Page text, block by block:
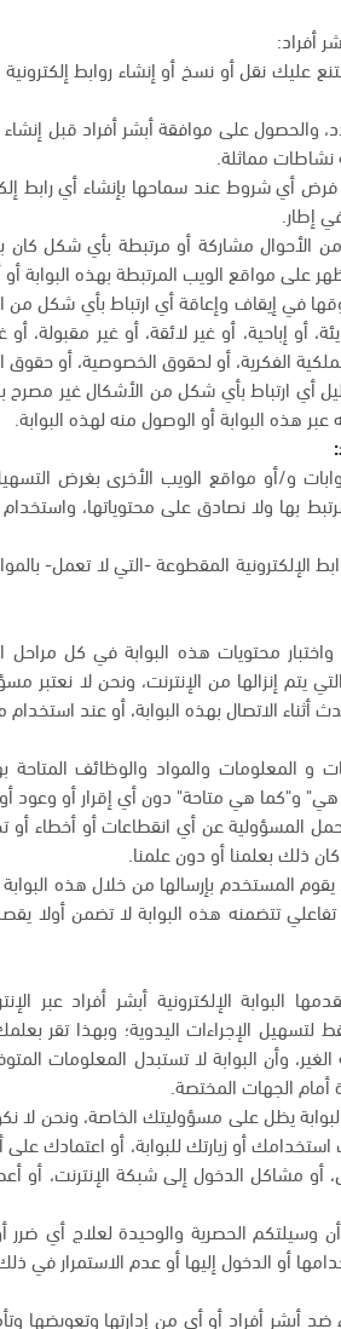
أفراد:
عليك نقل أو نسخ أو إنشاء روابط
على موافقة أبشر أفراد قبل إنشاء
نشاطات مماثلة.
أي شروط عند سماحها بإنشاء أي رابط
إطار.
من الأحوال مشاركة أو مرتبطة بأي شكل
على مواقع الويب المرتبطة بهذه البوابة
في إيقاف وإعاقة أي ارتباط بأي شكل
أو إباحية، أو غير لائقة، أو غير مقبولة،
الفكرية، أو لحقوق الخصوصية، أو حقوق
أي ارتباط بأي شكل من الأشكال غير مصرح
هذه البوابة أو الوصول منه لهذه البوابة.
و/أو مواقع الويب الأخرى بغرض
بها ولا نصادق على محتوياتها،
الإلكترونية المقطوعة -التي لا تعمل-
محتويات هذه البوابة في كل مراحل
يتم إنزالها من الإنترنت، ونحن لا نعتبر
الاتصال بهذه البوابة، أو عند
و المعلومات والمواد والوظائف المتاحة
و"كما هي متاحة" دون أي إقرار أو وعود
المسؤولية عن أي انقطاعات أو أخطاء أو
ذلك بعلمنا أو دون علمنا.
المستخدم بإرسالها من خلال هذه
تتضمنه هذه البوابة لا تضمن أولا
البوابة الإلكترونية أبشر أفراد
لتسهيل الإجراءات اليدوية؛ وبهذا تقر
وأن البوابة لا تستبدل المعلومات
أمام الجهات المختصة.
يظل على مسؤوليتك الخاصة، ونحن لا
أو زيارتك للبوابة، أو اعتمادك على
أو مشاكل الدخول إلى شبكة الإنترنت،
وسيلتكم الحصرية والوحيدة لعلاج أي
أو الدخول إليها أو عدم الاستمرار في
ضد أبشر أفراد أو أي من إدارتها